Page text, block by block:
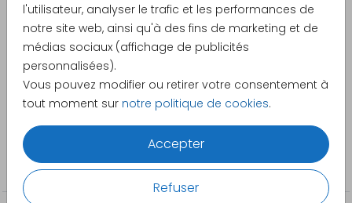
l'utilisateur, analyser le trafic et les performances de
notre site web, ainsi qu'à des fins de marketing et de
médias sociaux (affichage de publicités
personnalisées).
Vous pouvez modifier ou retirer votre consentement à
tout moment sur notre politique de cookies.
Accepter
Refuser
Description
Faire-part de confirmation élégant avec fleurs en
aquarelle et photo.
Créateur
Made for Moments
Catégorie
Confirmation